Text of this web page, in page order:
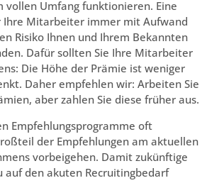
vollen Umfang funktionieren. Eine
Ihre Mitarbeiter immer mit Aufwand
Risiko Ihnen und Ihrem Bekannten
Dafür sollten Sie Ihre Mitarbeiter
Die Höhe der Prämie ist weniger
Daher empfehlen wir: Arbeiten Sie
aber zahlen Sie diese früher aus.
Empfehlungsprogramme oft
der Empfehlungen am aktuellen
vorbeigehen. Damit zukünftige
auf den akuten Recruitingbedarf